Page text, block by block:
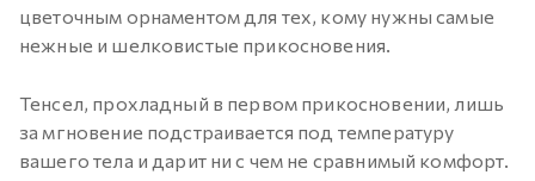
цветочным орнаментом для тех, кому нужны самые
нежные и шелковистые прикосновения.
Тенсел, прохладный в первом прикосновении, лишь
за мгновение подстраивается под температуру
вашего тела и дарит ни с чем не сравнимый комфорт.